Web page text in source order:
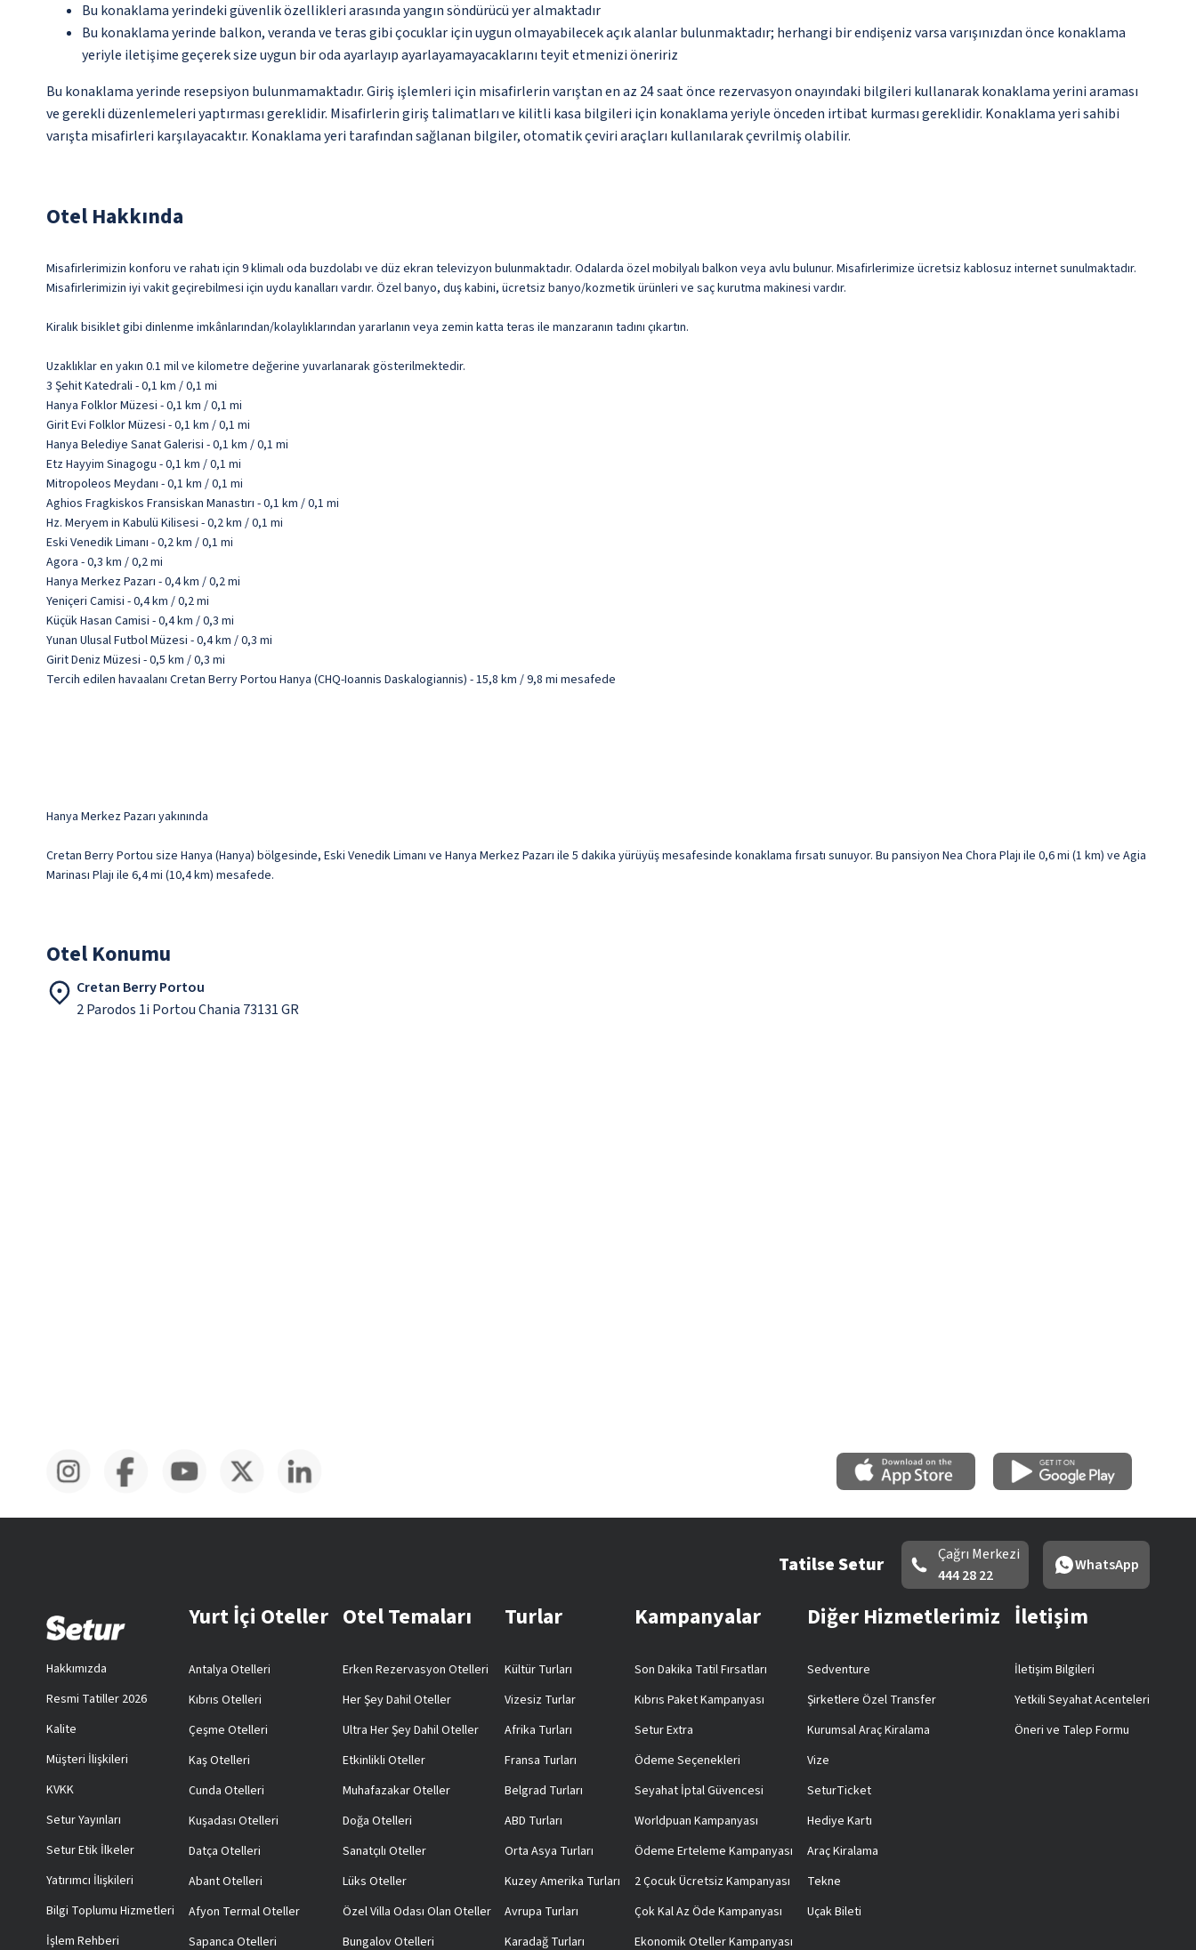
Bu konaklama yerindeki güvenlik özellikleri arasında yangın söndürücü yer almaktadır
Bu konaklama yerinde balkon, veranda ve teras gibi çocuklar için uygun olmayabilecek açık alanlar bulunmaktadır; herhangi bir endişeniz varsa varışınızdan önce konaklama
yeriyle iletişime geçerek size uygun bir oda ayarlayıp ayarlayamayacaklarını teyit etmenizi öneririz
Bu konaklama yerinde resepsiyon bulunmamaktadır. Giriş işlemleri için misafirlerin varıştan en az 24 saat önce rezervasyon onayındaki bilgileri kullanarak konaklama yerini araması
ve gerekli düzenlemeleri yaptırması gereklidir. Misafirlerin giriş talimatları ve kilitli kasa bilgileri için konaklama yeriyle önceden irtibat kurması gereklidir. Konaklama yeri sahibi
varışta misafirleri karşılayacaktır. Konaklama yeri tarafından sağlanan bilgiler, otomatik çeviri araçları kullanılarak çevrilmiş olabilir.
Otel Hakkında
Misafirlerimizin konforu ve rahatı için 9 klimalı oda buzdolabı ve düz ekran televizyon bulunmaktadır. Odalarda özel mobilyalı balkon veya avlu bulunur. Misafirlerimize ücretsiz kablosuz internet sunulmaktadır.
Misafirlerimizin iyi vakit geçirebilmesi için uydu kanalları vardır. Özel banyo, duş kabini, ücretsiz banyo/kozmetik ürünleri ve saç kurutma makinesi vardır.
Kiralık bisiklet gibi dinlenme imkânlarından/kolaylıklarından yararlanın veya zemin katta teras ile manzaranın tadını çıkartın.
Uzaklıklar en yakın 0.1 mil ve kilometre değerine yuvarlanarak gösterilmektedir.
3 Şehit Katedrali - 0,1 km / 0,1 mi
Hanya Folklor Müzesi - 0,1 km / 0,1 mi
Girit Evi Folklor Müzesi - 0,1 km / 0,1 mi
Hanya Belediye Sanat Galerisi - 0,1 km / 0,1 mi
Etz Hayyim Sinagogu - 0,1 km / 0,1 mi
Mitropoleos Meydanı - 0,1 km / 0,1 mi
Aghios Fragkiskos Fransiskan Manastırı - 0,1 km / 0,1 mi
Hz. Meryem in Kabulü Kilisesi - 0,2 km / 0,1 mi
Eski Venedik Limanı - 0,2 km / 0,1 mi
Agora - 0,3 km / 0,2 mi
Hanya Merkez Pazarı - 0,4 km / 0,2 mi
Yeniçeri Camisi - 0,4 km / 0,2 mi
Küçük Hasan Camisi - 0,4 km / 0,3 mi
Yunan Ulusal Futbol Müzesi - 0,4 km / 0,3 mi
Girit Deniz Müzesi - 0,5 km / 0,3 mi
Tercih edilen havaalanı Cretan Berry Portou Hanya (CHQ-Ioannis Daskalogiannis) - 15,8 km / 9,8 mi mesafede
Hanya Merkez Pazarı yakınında
Cretan Berry Portou size Hanya (Hanya) bölgesinde, Eski Venedik Limanı ve Hanya Merkez Pazarı ile 5 dakika yürüyüş mesafesinde konaklama fırsatı sunuyor. Bu pansiyon Nea Chora Plajı ile 0,6 mi (1 km) ve Agia
Marinası Plajı ile 6,4 mi (10,4 km) mesafede.
Otel Konumu
Cretan Berry Portou
2 Parodos 1i Portou Chania 73131 GR
Tatilse Setur
Çağrı Merkezi
444 28 22
WhatsApp
Hakkımızda
Resmi Tatiller 2026
Kalite
Müşteri İlişkileri
KVKK
Setur Yayınları
Setur Etik İlkeler
Yatırımcı İlişkileri
Bilgi Toplumu Hizmetleri
İşlem Rehberi
Yurt İçi Oteller
Antalya Otelleri
Kıbrıs Otelleri
Çeşme Otelleri
Kaş Otelleri
Cunda Otelleri
Kuşadası Otelleri
Datça Otelleri
Abant Otelleri
Afyon Termal Oteller
Sapanca Otelleri
Otel Temaları
Erken Rezervasyon Otelleri
Her Şey Dahil Oteller
Ultra Her Şey Dahil Oteller
Etkinlikli Oteller
Muhafazakar Oteller
Doğa Otelleri
Sanatçılı Oteller
Lüks Oteller
Özel Villa Odası Olan Oteller
Bungalov Otelleri
Turlar
Kültür Turları
Vizesiz Turlar
Afrika Turları
Fransa Turları
Belgrad Turları
ABD Turları
Orta Asya Turları
Kuzey Amerika Turları
Avrupa Turları
Karadağ Turları
Kampanyalar
Son Dakika Tatil Fırsatları
Kıbrıs Paket Kampanyası
Setur Extra
Ödeme Seçenekleri
Seyahat İptal Güvencesi
Worldpuan Kampanyası
Ödeme Erteleme Kampanyası
2 Çocuk Ücretsiz Kampanyası
Çok Kal Az Öde Kampanyası
Ekonomik Oteller Kampanyası
Diğer Hizmetlerimiz
Sedventure
Şirketlere Özel Transfer
Kurumsal Araç Kiralama
Vize
SeturTicket
Hediye Kartı
Araç Kiralama
Tekne
Uçak Bileti
İletişim
İletişim Bilgileri
Yetkili Seyahat Acenteleri
Öneri ve Talep Formu